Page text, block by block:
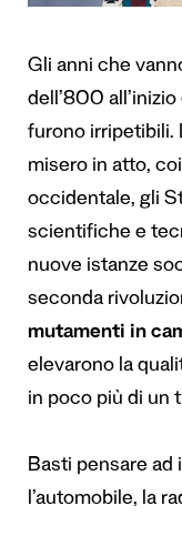
Gli anni che
dell’800
furono irripetibili.
misero in atto,
occidentale, gli
scientifiche e
nuove istanze
seconda
mutamenti in
elevarono la
in poco più di un
Basti pensare ad
l’automobile, la